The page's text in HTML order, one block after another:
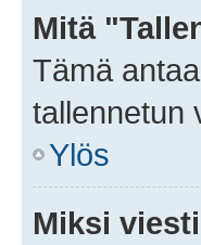
Mitä
Tämä
tallennetun
Ylös
Miksi